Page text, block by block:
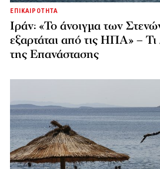
ΕΠΙΚΑΙΡΟΤΗΤΑ
Ιράν: «Το άνοιγμα των
εξαρτάται από τις ΗΠΑ» –
της Επανάστασης